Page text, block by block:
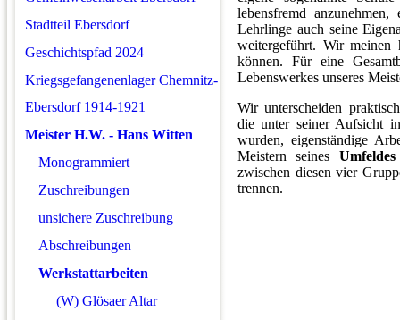
Stadtteil Ebersdorf
Geschichtspfad 2024
Kriegsgefangenenlager Chemnitz-
Ebersdorf 1914-1921
Meister H.W. - Hans Witten
Monogrammiert
Zuschreibungen
unsichere Zuschreibung
Abschreibungen
Werkstattarbeiten
(W) Glösaer Altar
lebensfremd
Lehrlinge auch seine
weitergeführt. Wir meinen
können. Für eine
Lebenswerkes unseres
Wir unterscheiden
die unter seiner Aufsicht
wurden, eigenständige
Meistern seines Umfeldes
zwischen diesen vier
trennen.